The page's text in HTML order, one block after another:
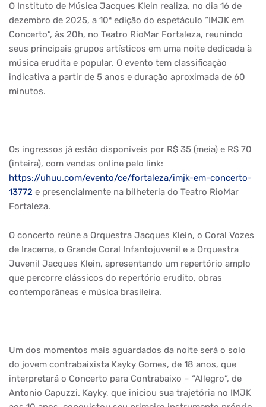
O Instituto de Música Jacques Klein realiza, no dia 16 de
dezembro de 2025, a 10ª edição do espetáculo “IMJK em
Concerto”, às 20h, no Teatro RioMar Fortaleza, reunindo
seus principais grupos artísticos em uma noite dedicada à
música erudita e popular. O evento tem classificação
indicativa a partir de 5 anos e duração aproximada de 60
minutos.
Os ingressos já estão disponíveis por R$ 35 (meia) e R$ 70
(inteira), com vendas online pelo link:
https://uhuu.com/evento/ce/fortaleza/imjk-em-concerto-
13772 e presencialmente na bilheteria do Teatro RioMar
Fortaleza.
O concerto reúne a Orquestra Jacques Klein, o Coral Vozes
de Iracema, o Grande Coral Infantojuvenil e a Orquestra
Juvenil Jacques Klein, apresentando um repertório amplo
que percorre clássicos do repertório erudito, obras
contemporâneas e música brasileira.
Um dos momentos mais aguardados da noite será o solo
do jovem contrabaixista Kayky Gomes, de 18 anos, que
interpretará o Concerto para Contrabaixo – “Allegro”, de
Antonio Capuzzi. Kayky, que iniciou sua trajetória no IMJK